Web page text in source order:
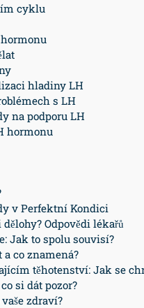
cyklu
hladiny LH
s LH
na podporu LH
hormonu
v Perfektní Kondici
Odpovědi lékařů
Jak to spolu souvisí?
co znamená?
těhotenství: Jak se
si dát pozor?
zdraví?